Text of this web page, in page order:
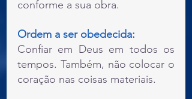
conforme a sua obra.
Ordem a ser obedecida:
Confiar em Deus em todos os
tempos. Também, não colocar o
coração nas coisas materiais.